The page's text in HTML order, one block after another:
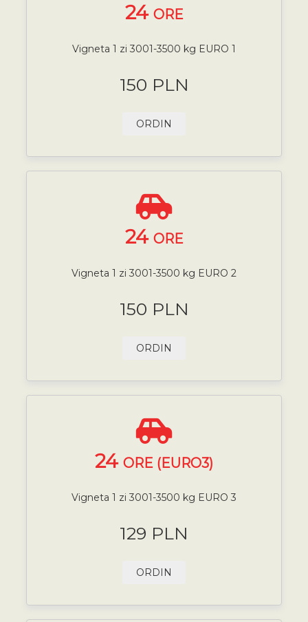
24 ORE
Vigneta 1 zi 3001-3500 kg EURO 1
150 PLN
ORDIN
24 ORE
Vigneta 1 zi 3001-3500 kg EURO 2
150 PLN
ORDIN
24 ORE (EURO3)
Vigneta 1 zi 3001-3500 kg EURO 3
129 PLN
ORDIN